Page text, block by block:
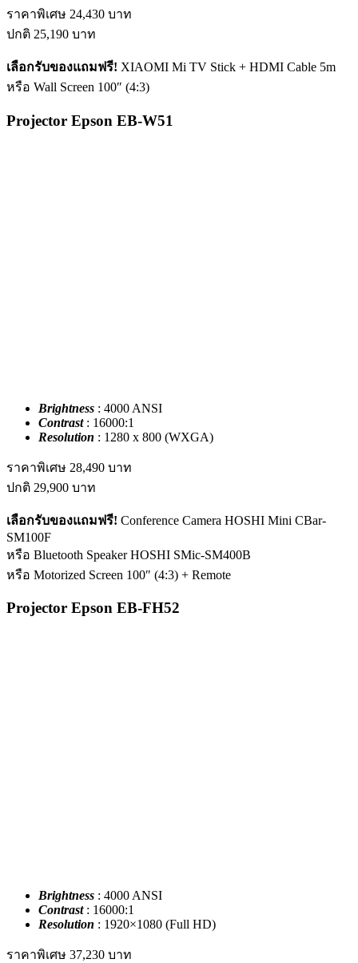
ราคาพิเศษ 24,430 บาท
ปกติ 25,190 บาท
เลือกรับของแถมฟรี! XIAOMI Mi TV Stick + HDMI Cable 5m
หรือ Wall Screen 100″ (4:3)
Projector Epson EB-W51
Brightness : 4000 ANSI
Contrast: 16000:1
Resolution : 1280 x 800 (WXGA)
ราคาพิเศษ 28,490 บาท
ปกติ 29,900 บาท
เลือกรับของแถมฟรี! Conference Camera HOSHI Mini CBar-
SM100F
หรือ Bluetooth Speaker HOSHI SMic-SM400B
หรือ Motorized Screen 100″ (4:3) + Remote
Projector Epson EB-FH52
Brightness : 4000 ANSI
Contrast: 16000:1
Resolution : 1920×1080 (Full HD)
ราคาพิเศษ 37,230 บาท